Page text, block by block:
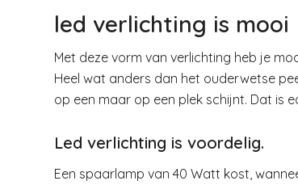
led verlichting is mooi
Met deze vorm van verlichting heb je
Heel wat anders dan het ouderwetse
op een maar op een plek schijnt. Dat is
Led verlichting is voordelig.
Een spaarlamp van 40 Watt kost,